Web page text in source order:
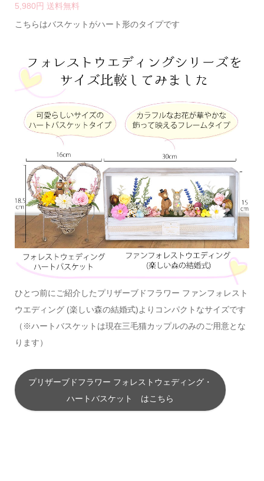
5,980円 送料無料
こちらはバスケットがハート形のタイプです
ひとつ前にご紹介したプリザーブドフラワー ファンフォレスト
ウエディング (楽しい森の結婚式)よりコンパクトなサイズです
（※ハートバスケットは現在三毛猫カップルのみのご用意とな
ります）
プリザーブドフラワー フォレストウェディング・
ハートバスケット はこちら